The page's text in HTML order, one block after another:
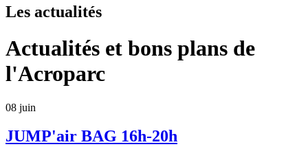
Les actualités
Actualités et bons plans de
l'Acroparc
08 juin
JUMP'air BAG 16h-20h